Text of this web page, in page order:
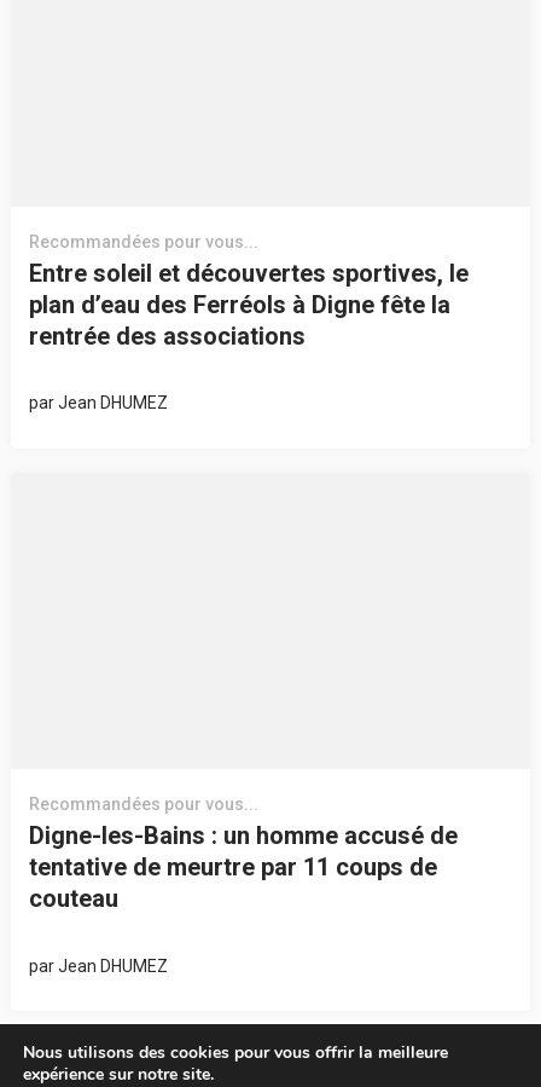
Recommandées pour vous...
Entre soleil et découvertes sportives, le
plan d’eau des Ferréols à Digne fête la
rentrée des associations
parJean DHUMEZ
Recommandées pour vous...
Digne-les-Bains : un homme accusé de
tentative de meurtre par 11 coups de
couteau
parJean DHUMEZ
Nous utilisons des cookies pour vous offrir la meilleure
expérience sur notre site.